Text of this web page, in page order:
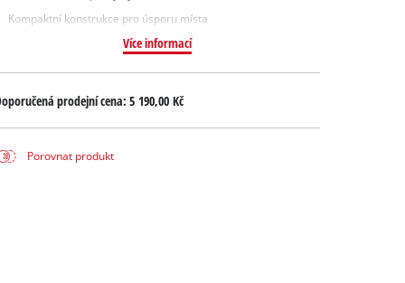
Kompaktní konstrukce pro úsporu místa
Více informací
prodejní cena: 5 190,00 Kč
Porovnat produkt